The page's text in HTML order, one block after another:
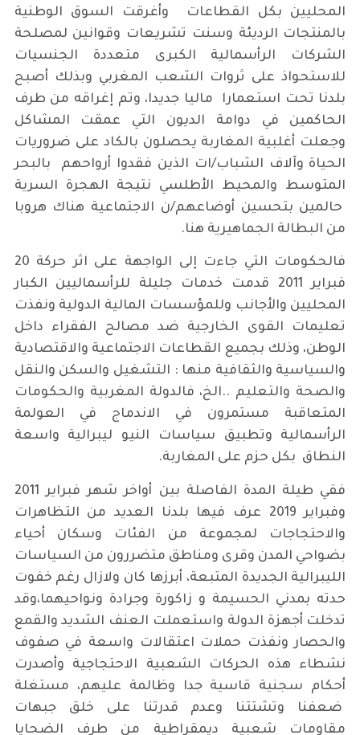
المحليين بكل القطاعات وأغرقت السوق الوطنية
بالمنتجات الرديئة وسنت تشريعات وقوانين لمصلحة
الشركات الرأسمالية الكبرى متعددة الجنسيات
للاستحواذ على ثروات الشعب المغربي وبذلك أصبح
بلدنا تحت استعمارا ماليا جديدا، وتم إغراقه من طرف
الحاكمين في دوامة الديون التي عمقت المشاكل
وجعلت أغلبية المغاربة يحصلون بالكاد على ضروريات
الحياة وآلاف الشباب/ات الذين فقدوا أرواحهم بالبحر
المتوسط والمحيط الأطلسي نتيجة الهجرة السرية
حالمين بتحسين أوضاعهم/ن الاجتماعية هناك هروبا
من البطالة الجماهيرية هنا.
فالحكومات التي جاءت إلى الواجهة على اثر حركة 20
فبراير 2011 قدمت خدمات جليلة للرأسماليين الكبار
المحليين والأجانب وللمؤسسات المالية الدولية ونفذت
تعليمات القوى الخارجية ضد مصالح الفقراء داخل
الوطن، وذلك بجميع القطاعات الاجتماعية والاقتصادية
والسياسية والثقافية منها : التشغيل والسكن والنقل
والصحة والتعليم ..الخ، فالدولة المغربية والحكومات
المتعاقبة مستمرون في الاندماج في العولمة
الرأسمالية وتطبيق سياسات النيو ليبرالية واسعة
النطاق بكل حزم على المغاربة.
فقي طيلة المدة الفاصلة بين أواخر شهر فبراير 2011
وفبراير 2019 عرف فيها بلدنا العديد من التظاهرات
والاحتجاجات لمجموعة من الفئات وسكان أحياء
بضواحي المدن وقرى ومناطق متضررون من السياسات
الليبرالية الجديدة المتبعة، أبرزها كان ولازال رغم خفوت
حدته بمدني الحسيمة و زاكورة وجرادة ونواحيهما،وقد
تدخلت أجهزة الدولة واستعملت العنف الشديد والقمع
والحصار ونفذت حملات اعتقالات واسعة في صفوف
نشطاء هذه الحركات الشعبية الاحتجاجية وأصدرت
أحكام سجنية قاسية جدا وظالمة عليهم، مستغلة
ضعفنا وتشتتنا وعدم قدرتنا على خلق جبهات
مقاومات شعبية ديمقراطية من طرف الضحايا